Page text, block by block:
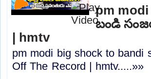
pm
బండి
| hmtv
pm modi big shock to
Off The Record | hmtv.....»»